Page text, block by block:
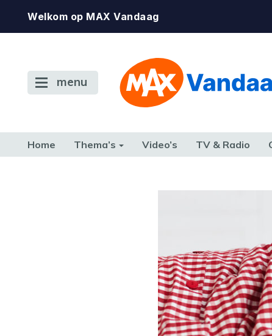
Welkom op MAX Vandaag
menu
Home Thema’s Video’s TV & Radio